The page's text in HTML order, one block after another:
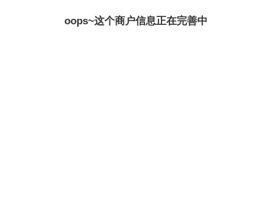
oops~这个商户信息正在完善中